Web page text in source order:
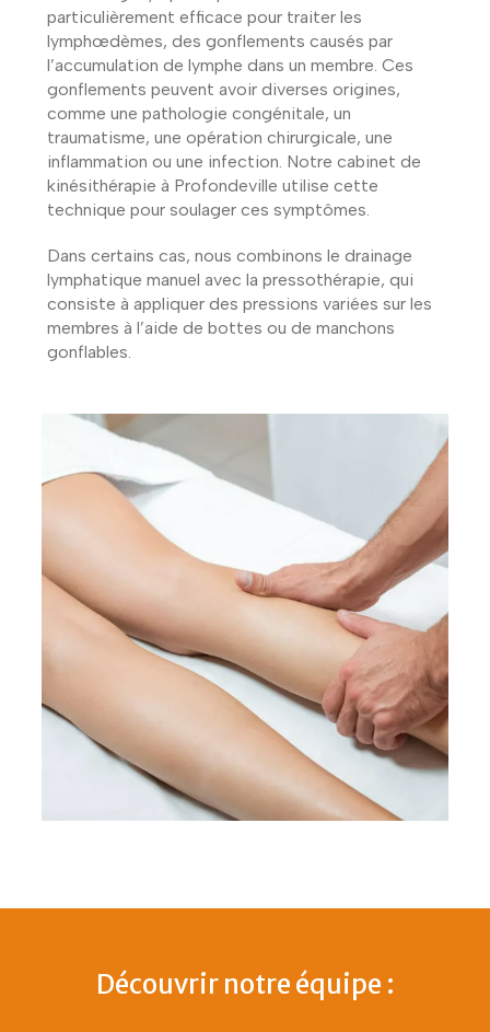
particulièrement efficace pour traiter les
lymphœdèmes, des gonflements causés par
l’accumulation de lymphe dans un membre. Ces
gonflements peuvent avoir diverses origines,
comme une pathologie congénitale, un
traumatisme, une opération chirurgicale, une
inflammation ou une infection. Notre cabinet de
kinésithérapie à Profondeville utilise cette
technique pour soulager ces symptômes.
Dans certains cas, nous combinons le drainage
lymphatique manuel avec la pressothérapie, qui
consiste à appliquer des pressions variées sur les
membres à l’aide de bottes ou de manchons
gonflables.
Découvrir notre équipe :